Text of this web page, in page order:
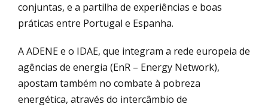
conjuntas, e a partilha de experiências e boas
práticas entre Portugal e Espanha.
A ADENE e o IDAE, que integram a rede europeia de
agências de energia (EnR – Energy Network),
apostam também no combate à pobreza
energética, através do intercâmbio de